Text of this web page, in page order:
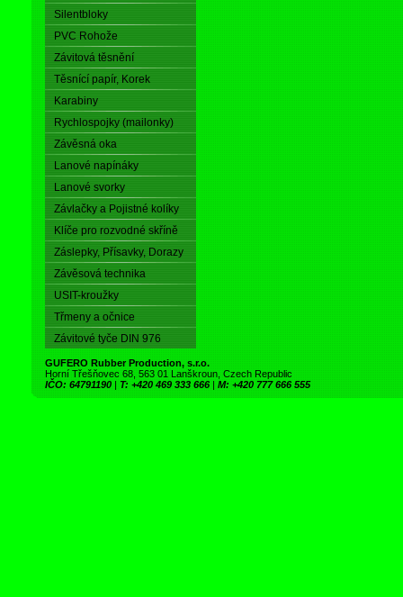
Silentbloky
PVC Rohože
Závitová těsnění
Těsnící papír, Korek
Karabiny
Rychlospojky (mailonky)
Závěsná oka
Lanové napínáky
Lanové svorky
Závlačky a Pojistné kolíky
Klíče pro rozvodné skříně
Záslepky, Přísavky, Dorazy
Závěsová technika
USIT-kroužky
Třmeny a očnice
Závitové tyče DIN 976
GUFERO Rubber Production, s.r.o.
Horní Třešňovec 68, 563 01 Lanškroun, Czech Republic
IČO: 64791190 | T: +420 469 333 666 | M: +420 777 666 555